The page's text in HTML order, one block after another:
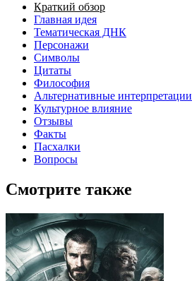
Краткий обзор
Главная идея
Тематическая ДНК
Персонажи
Символы
Цитаты
Философия
Альтернативные интерпретации
Культурное влияние
Отзывы
Факты
Пасхалки
Вопросы
Смотрите также